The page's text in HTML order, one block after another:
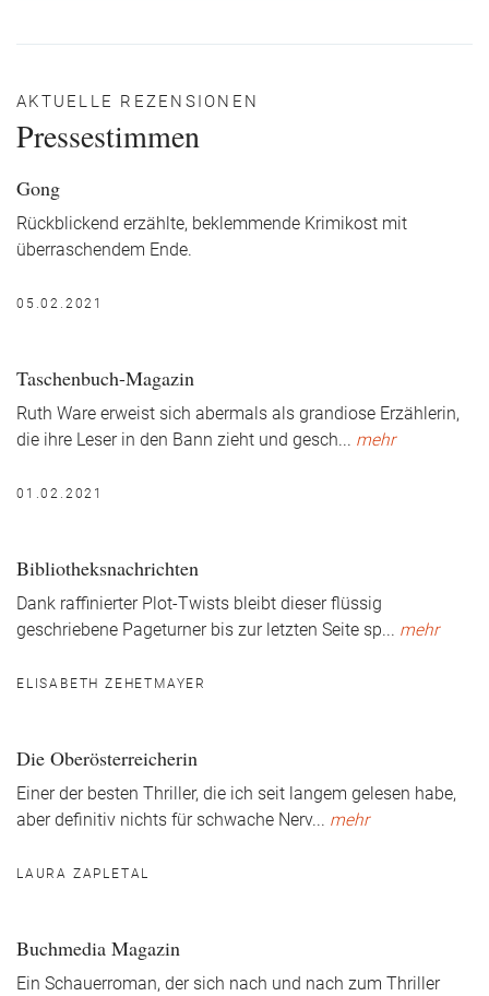
AKTUELLE REZENSIONEN
Pressestimmen
Gong
Rückblickend erzählte, beklemmende Krimikost mit
überraschendem Ende.
05.02.2021
Taschenbuch-Magazin
Ruth Ware erweist sich abermals als grandiose Erzählerin,
die ihre Leser in den Bann zieht und gesch... mehr
01.02.2021
Bibliotheksnachrichten
Dank raffinierter Plot-Twists bleibt dieser flüssig
geschriebene Pageturner bis zur letzten Seite sp... mehr
ELISABETH ZEHETMAYER
Die Oberösterreicherin
Einer der besten Thriller, die ich seit langem gelesen habe,
aber definitiv nichts für schwache Nerv... mehr
LAURA ZAPLETAL
Buchmedia Magazin
Ein Schauerroman, der sich nach und nach zum Thriller